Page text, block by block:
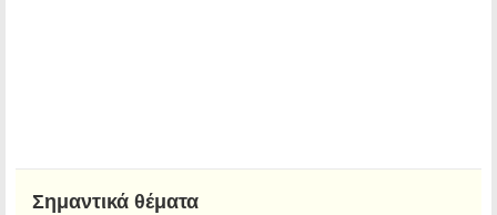
Σημαντικά θέματα